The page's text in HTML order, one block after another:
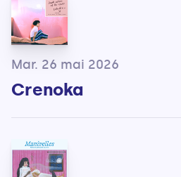
Mar. 26 mai 2026
Crenoka